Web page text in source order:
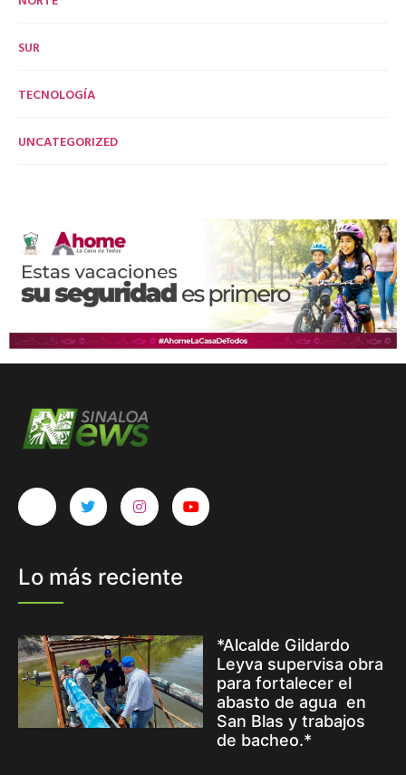
SUR
TECNOLOGÍA
UNCATEGORIZED
Lo más reciente
*Alcalde Gildardo
Leyva supervisa obra
para fortalecer el
abasto de agua en
San Blas y trabajos
de bacheo.*